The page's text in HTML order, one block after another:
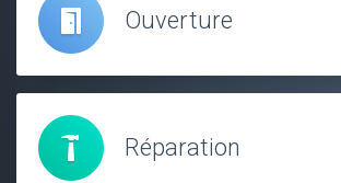
Ouverture
Réparation